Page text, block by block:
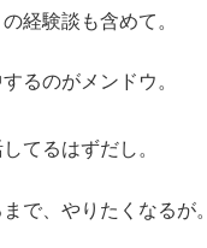
経験談も含めて。
るのがメンドウ。
てるはずだし。
で、やりたくなるが。